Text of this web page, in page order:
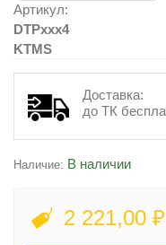
Артикул:
DTPxxx4
KTMS
Доставка:
до ТК
Наличие: В наличии
2 221,00 ₽